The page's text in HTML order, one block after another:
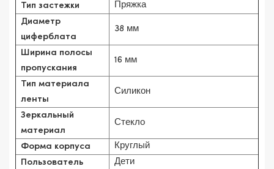
Тип застежки Пряжка
Диаметр
циферблата
38 мм
Ширина полосы
пропускания
16 мм
Тип материала
ленты
Силикон
Зеркальный
материал
Стекло
Форма корпуса Круглый
Пользователь Дети